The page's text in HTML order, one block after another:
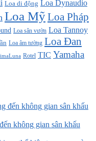
Loa di động Loa Dynaudio
Loa MỹLoa Pháp
Loa sân vườn Loa Tannoy
Loa âm tường Loa Đan
Rotel TIC Yamaha
không gian sân khấu